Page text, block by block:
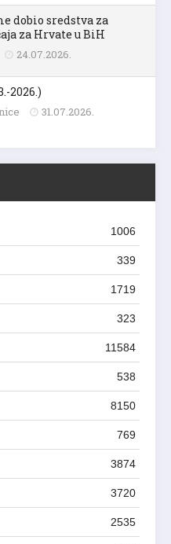
dobio sredstva za
za Hrvate u BiH
24.07.2026.
2026.)
31.07.2026.
1006
339
1719
323
11584
538
8150
769
3874
3720
2535